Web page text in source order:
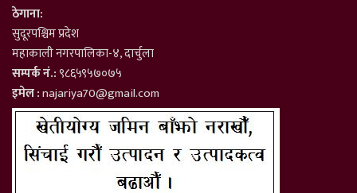
ठेगाना:
सुदूरपश्चिम प्रदेश
महाकाली नगरपालिका-४, दार्चुला
सम्पर्क नं.:९८६५९५७०७५
इमेल :najariya70@gmail.com